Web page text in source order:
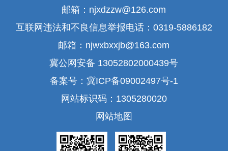
邮箱：njxdzzw@126.com
互联网违法和不良信息举报电话：0319-5886182
邮箱：njwxbxxjb@163.com
冀公网安备 13052802000439号
备案号：冀ICP备09002497号-1
网站标识码：1305280020
网站地图